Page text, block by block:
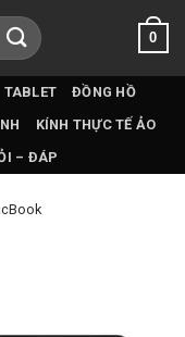
0
TABLET
ĐỒNG HỒ
KÍNH THỰC TẾ ẢO
– ĐÁP